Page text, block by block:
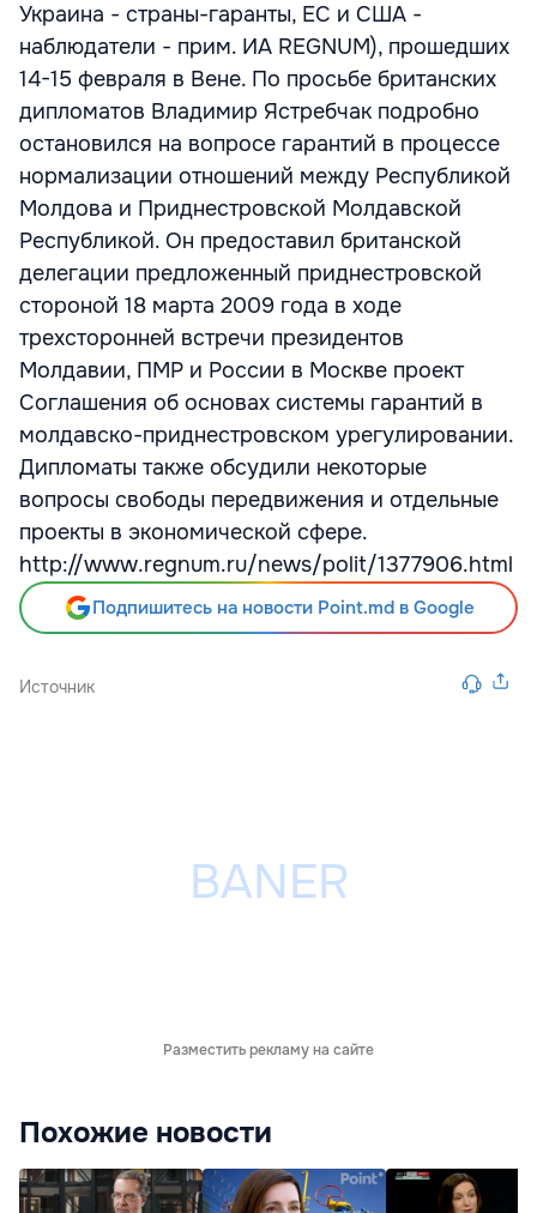
Украина - страны-гаранты, ЕС и США -
наблюдатели - прим. ИА REGNUM), прошедших
14-15 февраля в Вене. По просьбе британских
дипломатов Владимир Ястребчак подробно
остановился на вопросе гарантий в процессе
нормализации отношений между Республикой
Молдова и Приднестровской Молдавской
Республикой. Он предоставил британской
делегации предложенный приднестровской
стороной 18 марта 2009 года в ходе
трехсторонней встречи президентов
Молдавии, ПМР и России в Москве проект
Соглашения об основах системы гарантий в
молдавско-приднестровском урегулировании.
Дипломаты также обсудили некоторые
вопросы свободы передвижения и отдельные
проекты в экономической сфере.
http://www.regnum.ru/news/polit/1377906.html
Подпишитесь на новости Point.md в Google
Источник
Разместить рекламу на сайте
Похожие новости